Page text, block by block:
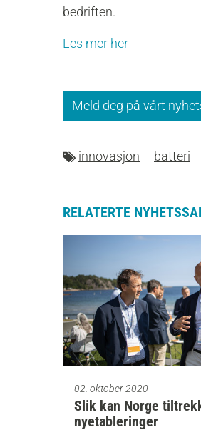
bedriften.
Les mer her
Meld deg på vårt
innovasjon batteri
RELATERTE
02. oktober 2020
Slik kan Norge
nyetableringer